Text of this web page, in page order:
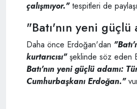
çalışmıyor."tespitleri de
"Batı'nın yeni güçlü
Daha önce Erdoğan'dan
kurtarıcısı"şeklinde söz eden
Batı'nın yeni güçlü adamı:
Cumhurbaşkanı Erdoğan."